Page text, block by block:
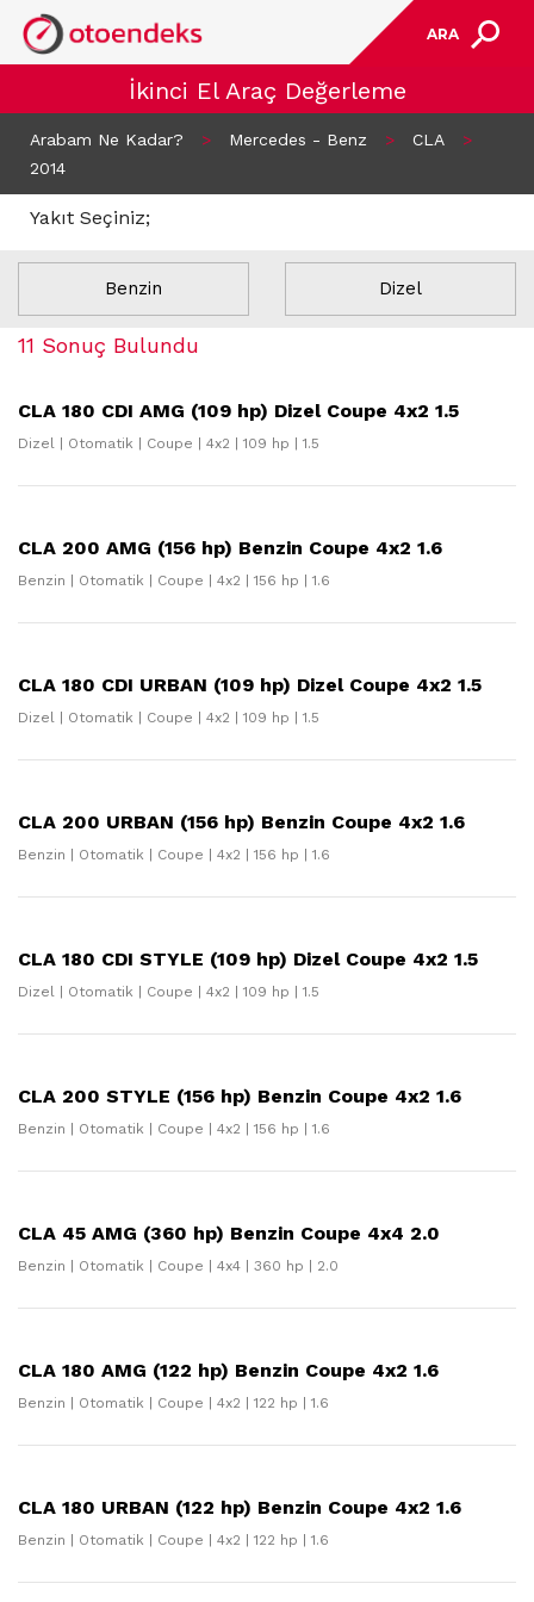
ARA
İkinci El Araç Değerleme
Arabam Ne Kadar? > Mercedes - Benz > CLA
>
2014
Yakıt Seçiniz;
Benzin Dizel
11 Sonuç Bulundu
CLA 180 CDI AMG (109 hp) Dizel Coupe 4x2 1.5
Dizel | Otomatik | Coupe | 4x2 | 109 hp | 1.5
CLA 200 AMG (156 hp) Benzin Coupe 4x2 1.6
Benzin | Otomatik | Coupe | 4x2 | 156 hp | 1.6
CLA 180 CDI URBAN (109 hp) Dizel Coupe 4x2 1.5
Dizel | Otomatik | Coupe | 4x2 | 109 hp | 1.5
CLA 200 URBAN (156 hp) Benzin Coupe 4x2 1.6
Benzin | Otomatik | Coupe | 4x2 | 156 hp | 1.6
CLA 180 CDI STYLE (109 hp) Dizel Coupe 4x2 1.5
Dizel | Otomatik | Coupe | 4x2 | 109 hp | 1.5
CLA 200 STYLE (156 hp) Benzin Coupe 4x2 1.6
Benzin | Otomatik | Coupe | 4x2 | 156 hp | 1.6
CLA 45 AMG (360 hp) Benzin Coupe 4x4 2.0
Benzin | Otomatik | Coupe | 4x4 | 360 hp | 2.0
CLA 180 AMG (122 hp) Benzin Coupe 4x2 1.6
Benzin | Otomatik | Coupe | 4x2 | 122 hp | 1.6
CLA 180 URBAN (122 hp) Benzin Coupe 4x2 1.6
Benzin | Otomatik | Coupe | 4x2 | 122 hp | 1.6